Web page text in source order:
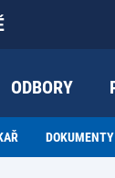
ODBORY
DOKUMENTY